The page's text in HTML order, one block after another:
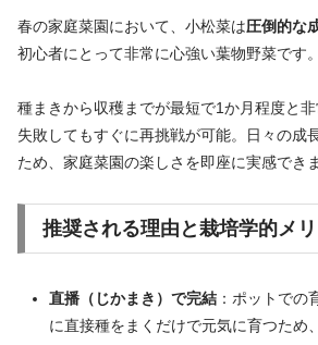
春の家庭菜園において、小松菜は圧倒的な
初心者にとって非常に心強い葉物野菜です。
種まきから収穫までが最短で1か月程度と
失敗してもすぐに再挑戦が可能。日々の成
ため、家庭菜園の楽しさを即座に実感できま
推奨される理由と栽培学的メ
直播（じかまき）で完結：ポットでの
に直接種をまくだけで元気に育つため